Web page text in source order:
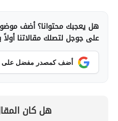
هل يعجبك محتوانا؟ أضف
على جوجل لتصلك مقالاتنا
أضف كمصدر مفضل على Google
هل كان